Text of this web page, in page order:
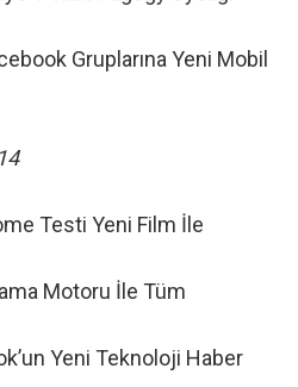
Gruplarına Yeni Mobil
Testi Yeni Film İle
Motoru İle Tüm
Yeni Teknoloji Haber